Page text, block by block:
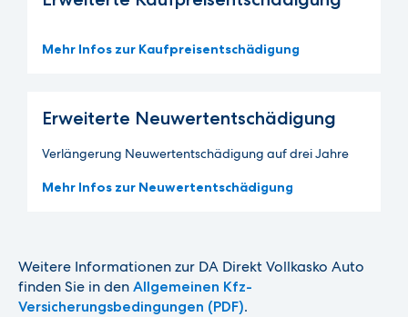
Mehr Infos zur Kaufpreisentschädigung
Erweiterte Neuwertent­schädigung
Verlängerung Neuwertentschädigung auf drei Jahre
Mehr Infos zur Neuwertentschädigung
Weitere Informationen zur DA Direkt Vollkasko Auto
finden Sie in den Allgemeinen Kfz-
Versicherungsbedingungen (PDF).